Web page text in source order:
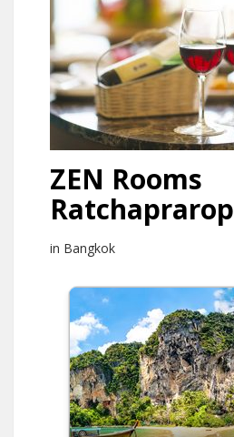
ZEN Rooms
Ratchaprarop
in Bangkok